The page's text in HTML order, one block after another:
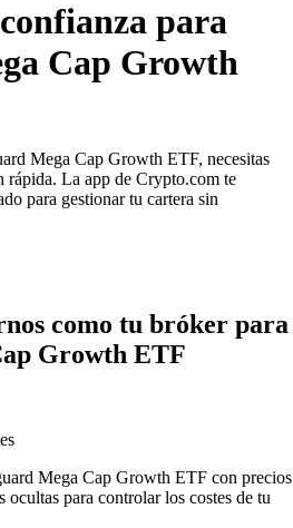
para
Cap Growth
Mega Cap Growth ETF, necesitas
rápida. La app de Crypto.com te
para gestionar tu cartera sin
como tu bróker para
Growth ETF
Mega Cap Growth ETF con precios
ocultas para controlar los costes de tu